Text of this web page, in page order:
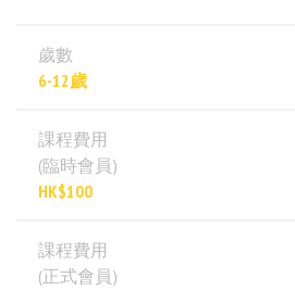
歲數
6-12歲
課程費用
(臨時會員)
HK$100
課程費用
(正式會員)